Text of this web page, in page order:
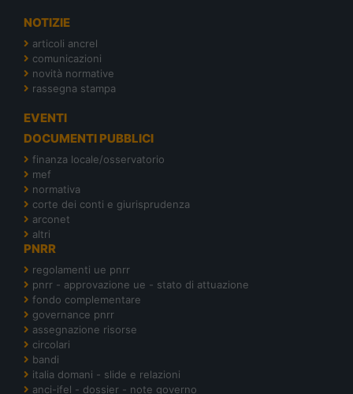
NOTIZIE
articoli ancrel
comunicazioni
novità normative
rassegna stampa
EVENTI
DOCUMENTI PUBBLICI
finanza locale/osservatorio
mef
normativa
corte dei conti e giurisprudenza
arconet
altri
PNRR
regolamenti ue pnrr
pnrr - approvazione ue - stato di attuazione
fondo complementare
governance pnrr
assegnazione risorse
circolari
bandi
italia domani - slide e relazioni
anci-ifel - dossier - note governo